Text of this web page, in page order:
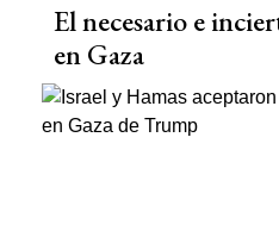
El necesario e
en Gaza